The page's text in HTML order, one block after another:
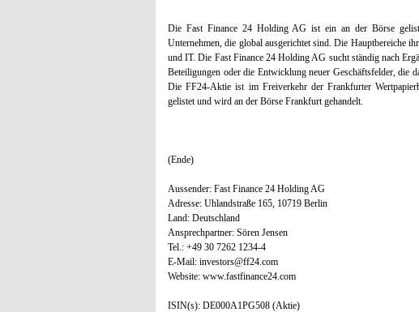
Die Fast Finance 24 Holding AG ist ein an der Börse
Unternehmen, die global ausgerichtet sind. Die Hauptbereiche
und IT. Die Fast Finance 24 Holding AG sucht ständig nach
Beteiligungen oder die Entwicklung neuer Geschäftsfelder, die
Die FF24-Aktie ist im Freiverkehr der Frankfurter
gelistet und wird an der Börse Frankfurt gehandelt.
(Ende)
Aussender: Fast Finance 24 Holding AG
Adresse: Uhlandstraße 165, 10719 Berlin
Land: Deutschland
Ansprechpartner: Sören Jensen
Tel.: +49 30 7262 1234-4
E-Mail: investors@ff24.com
Website: www.fastfinance24.com
ISIN(s): DE000A1PG508 (Aktie)